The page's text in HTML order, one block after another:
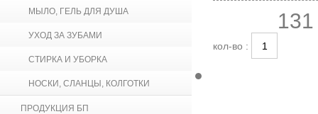
МЫЛО, ГЕЛЬ ДЛЯ ДУША
УХОД ЗА ЗУБАМИ
СТИРКА И УБОРКА
НОСКИ, СЛАНЦЫ, КОЛГОТКИ
ПРОДУКЦИЯ БП
кол-во :